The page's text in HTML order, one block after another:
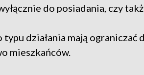
do posiadania, czy
działania mają ograniczać
mieszkańców.